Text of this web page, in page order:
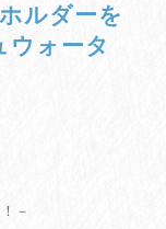
ルダーを
ウォータ
－